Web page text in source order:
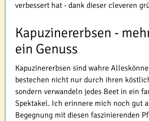
verbessert hat - dank dieser cleveren
Kapuzinererbsen -
ein Genuss
Kapuzinererbsen sind wahre
bestechen nicht nur durch ihren
sondern verwandeln jedes Beet in ein
Spektakel. Ich erinnere mich noch gut
Begegnung mit diesen faszinierenden